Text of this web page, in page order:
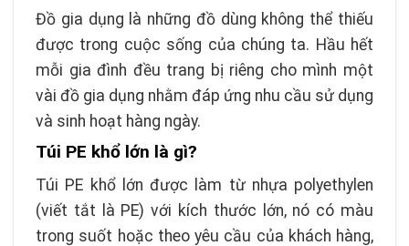
Đồ gia dụng là những đồ dùng không thể thiếu
được trong cuộc sống của chúng ta. Hầu hết
mỗi gia đình đều trang bị riêng cho mình một
vài đồ gia dụng nhằm đáp ứng nhu cầu sử dụng
và sinh hoạt hàng ngày.
Túi PE khổ lớn là gì?
Túi PE khổ lớn được làm từ nhựa polyethylen
(viết tắt là PE) với kích thước lớn, nó có màu
trong suốt hoặc theo yêu cầu của khách hàng,